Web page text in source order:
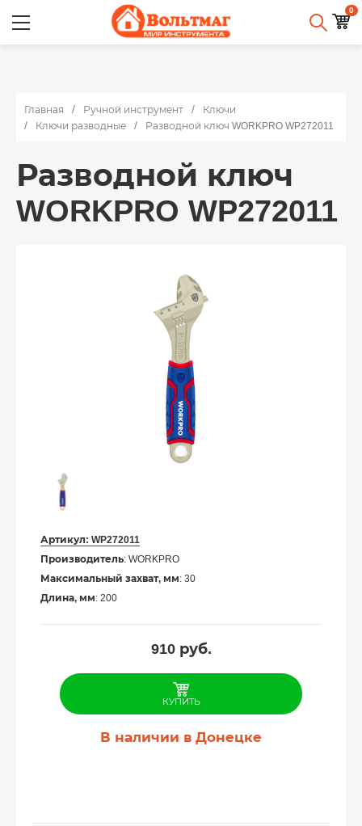
0
Главная Ручной инструмент
Ключи
Ключи разводные
Разводной ключ WORKPRO WP272011
Разводной ключ
WORKPRO WP272011
Артикул: WP272011
Производитель: WORKPRO
Максимальный захват, мм: 30
Длина, мм: 200
910руб.
КУПИТЬ
В наличии в Донецке